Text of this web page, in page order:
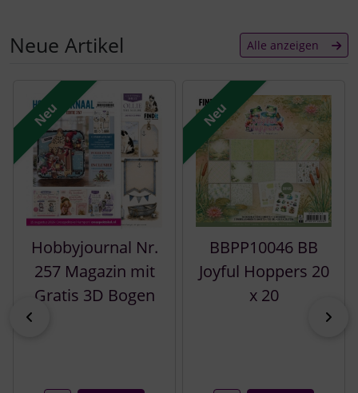
Neue Artikel Alle anzeigen
Es folgt ein Produktslider - navigieren Sie mit der Tab-
Neu
Hobbyjournal Nr.
257 Magazin mit
Gratis 3D Bogen
Neu
BBPP10046 BB
Joyful Hoppers 20
x 20